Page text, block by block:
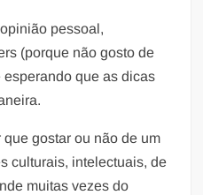
pessoal,
(porque não gosto de
esperando que as dicas
gostar ou não de um
culturais, intelectuais, de
muitas vezes do